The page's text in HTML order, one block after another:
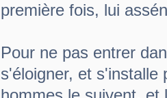
première fois, lui
Pour ne pas entrer
s'éloigner, et s'installe